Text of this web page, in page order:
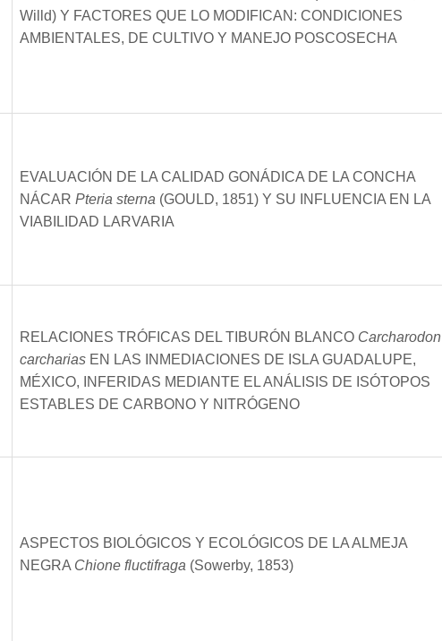
Willd) Y FACTORES QUE LO MODIFICAN: CONDICIONES
AMBIENTALES, DE CULTIVO Y MANEJO POSCOSECHA
EVALUACIÓN DE LA CALIDAD GONÁDICA DE LA CONCHA
NÁCAR Pteria sterna (GOULD, 1851) Y SU INFLUENCIA EN LA
VIABILIDAD LARVARIA
RELACIONES TRÓFICAS DEL TIBURÓN BLANCO Carcharodon
carcharias EN LAS INMEDIACIONES DE ISLA GUADALUPE,
MÉXICO, INFERIDAS MEDIANTE EL ANÁLISIS DE ISÓTOPOS
ESTABLES DE CARBONO Y NITRÓGENO
ASPECTOS BIOLÓGICOS Y ECOLÓGICOS DE LA ALMEJA
NEGRA Chione fluctifraga (Sowerby, 1853)